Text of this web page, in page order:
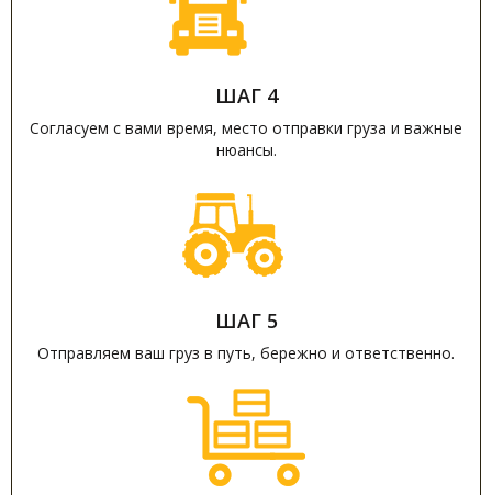
ШАГ 4
Согласуем с вами время, место отправки груза и важные
нюансы.
ШАГ 5
Отправляем ваш груз в путь, бережно и ответственно.